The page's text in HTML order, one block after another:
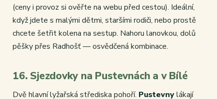
(ceny i provoz si ověřte na webu před cestou). Ideální,
když jdete s malými dětmi, staršími rodiči, nebo prostě
chcete šetřit kolena na sestup. Nahoru lanovkou, dolů
pěšky přes Radhošť — osvědčená kombinace.
16. Sjezdovky na Pustevnách a v Bílé
Dvě hlavní lyžařská střediska pohoří. Pustevnylákají